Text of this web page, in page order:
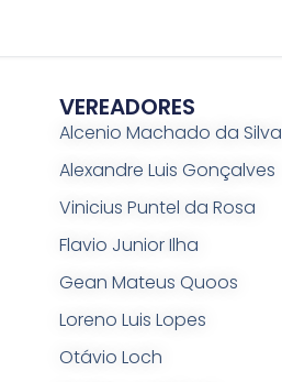
VEREADORES
Alcenio Machado da Silva
Alexandre Luis Gonçalves
Vinicius Puntel da Rosa
Flavio Junior Ilha
Gean Mateus Quoos
Loreno Luis Lopes
Otávio Loch